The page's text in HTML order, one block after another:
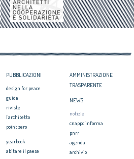
svilito interesse pubblico'
PUBBLICAZIONI
design for peace
guide
riviste
l'architetto
point zero
yearbook
abitare il paese
AMMINISTRAZIONE
TRASPARENTE
NEWS
notizie
cnappc informa
pnrr
agenda
archivio